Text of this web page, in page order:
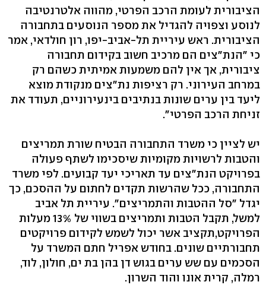
הציבורית לעומת הרכב הפרטי, מהווה אלטרנטיבה
לנוסע וצפויה להגדיל את מספר הנוסעים בתחבורה
הציבורית. ראש עיריית תל-אביב-יפו, רון חולדאי, אמר
כי "הנת"צים הם מרכיב חשוב בקידום תחבורה
ציבורית, אך אין להם משמעות אמיתית כשהם רק
במרחב העירוני. רק רציפות נת"צים מנקודת מוצא
ליעד בין ערים שונות בנתיבים בינעירוניים, תעודד את
זניחת הרכב הפרטי".
יש לציין כי משרד התחבורה הבטיח שורת תמריצים
והטבות לרשויות מקומיות שיסכימו לשתף פעולה
בפרויקט הנת"צים עד תאריכי יעד קבועים. לפי משרד
התחבורה, ככל שהרשות תקדים לחתום על ההסכם, כך
יגדל "סל ההטבות והתמריצים". עיריית תל אביב
למשל, תקבל הטבות ותמריצים בשווי של 13% מעלות
הפרויקט,תקציב אשר יכול לשמש לקידום פרויקטים
תחבורתיים שונים. בחודש אפריל חתם המשרד על
הסכמים עם שש ערים בגוש דן בהן בת ים, חולון, לוד,
רמלה, קרית אונו והוד השרון.